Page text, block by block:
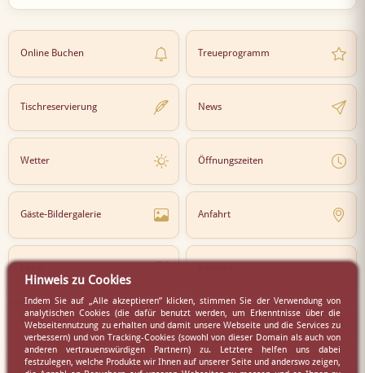
Online Buchen Treueprogramm
Tischreservierung News
Wetter Öffnungszeiten
Gäste-Bildergalerie Anfahrt
Newsletter Partner
Hinweis zu Cookies
Indem Sie auf „Alle akzeptieren” klicken, stimmen Sie der Verwendung von
analytischen Cookies (die dafür benutzt werden, um Erkenntnisse über die
Webseitennutzung zu erhalten und damit unsere Webseite und die Services zu
verbessern) und von Tracking-Cookies (sowohl von dieser Domain als auch von
anderen vertrauenswürdigen Partnern) zu. Letztere helfen uns dabei
festzulegen, welche Produkte wir Ihnen auf unserer Seite und anderswo zeigen,